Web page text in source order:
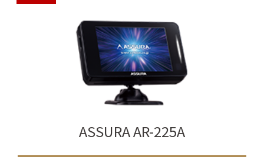
ASSURA AR-225A